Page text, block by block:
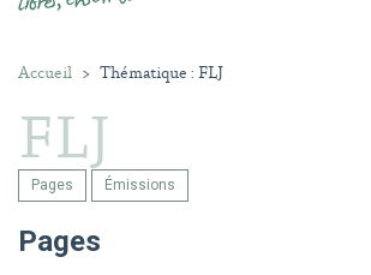
Accueil > Thématique : FLJ
FLJ
Pages Émissions
Pages